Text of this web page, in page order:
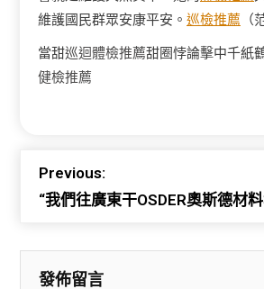
維護國民群眾安康平安。 巡檢推薦 （
當甜巡迴體檢推薦甜圈悖論擊中千紙
健檢推薦
Previous:
“我們往廣東干OSDER奧斯德材
發佈留言